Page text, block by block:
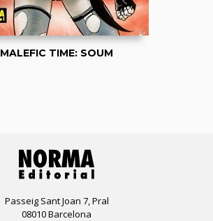
MALEFIC TIME: SOUM
Passeig Sant Joan 7, Pral
08010 Barcelona